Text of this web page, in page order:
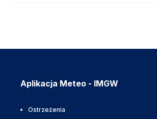
Aplikacja Meteo - IMGW
Ostrzeżenia